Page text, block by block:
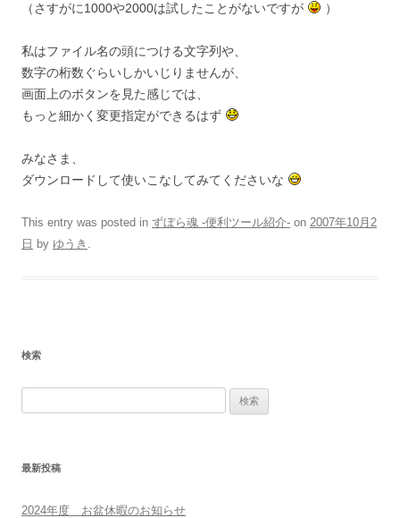
（さすがに1000や2000は試したことがないですが
）
私はファイル名の頭につける文字列や、
数字の桁数ぐらいしかいじりませんが、
画面上のボタンを見た感じでは、
もっと細かく変更指定ができるはず
みなさま、
ダウンロードして使いこなしてみてくださいな
This entry was posted in ずぼら魂 -便利ツール紹介- on 2007年10月2
日 by ゆうき .
検索
最新投稿
2024年度 お盆休暇のお知らせ